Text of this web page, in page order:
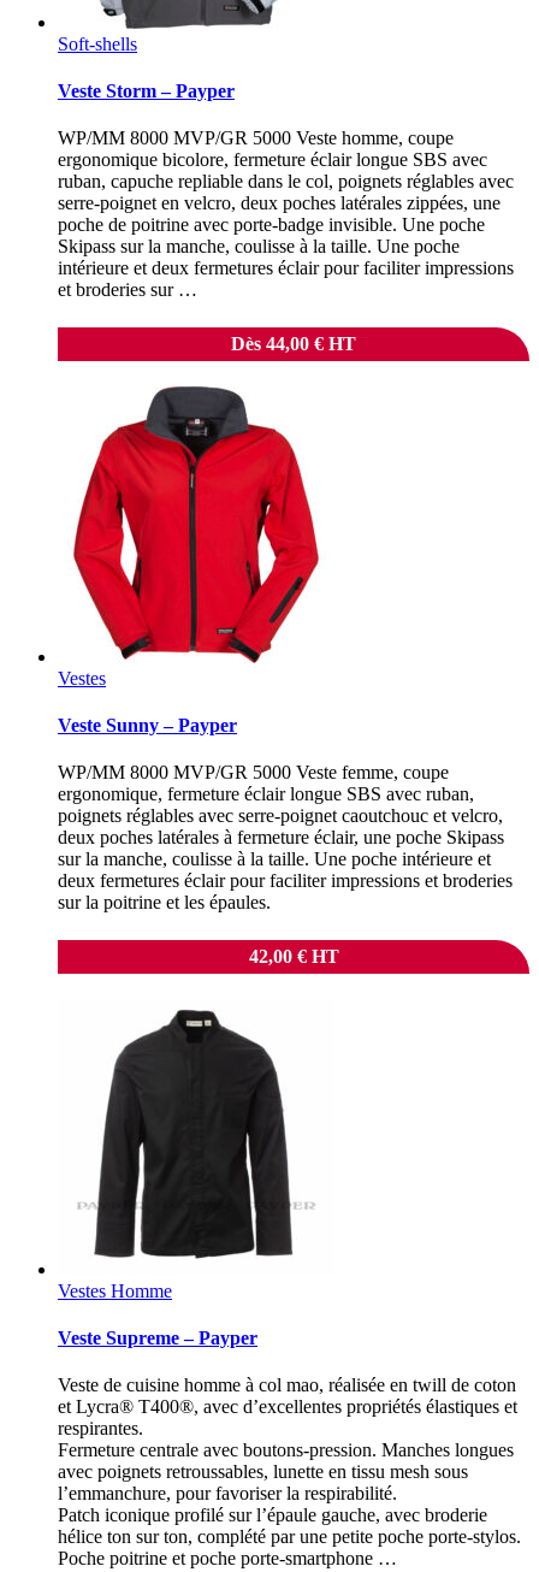
Soft-shells
Veste Storm – Payper
WP/MM 8000 MVP/GR 5000 Veste homme, coupe
ergonomique bicolore, fermeture éclair longue SBS avec
ruban, capuche repliable dans le col, poignets réglables avec
serre-poignet en velcro, deux poches latérales zippées, une
poche de poitrine avec porte-badge invisible. Une poche
Skipass sur la manche, coulisse à la taille. Une poche
intérieure et deux fermetures éclair pour faciliter impressions
et broderies sur …
Dès 44,00 € HT
Vestes
Veste Sunny – Payper
WP/MM 8000 MVP/GR 5000 Veste femme, coupe
ergonomique, fermeture éclair longue SBS avec ruban,
poignets réglables avec serre-poignet caoutchouc et velcro,
deux poches latérales à fermeture éclair, une poche Skipass
sur la manche, coulisse à la taille. Une poche intérieure et
deux fermetures éclair pour faciliter impressions et broderies
sur la poitrine et les épaules.
42,00 €HT
Vestes Homme
Veste Supreme – Payper
Veste de cuisine homme à col mao, réalisée en twill de coton
et Lycra® T400®, avec d’excellentes propriétés élastiques et
respirantes.
Fermeture centrale avec boutons-pression. Manches longues
avec poignets retroussables, lunette en tissu mesh sous
l’emmanchure, pour favoriser la respirabilité.
Patch iconique profilé sur l’épaule gauche, avec broderie
hélice ton sur ton, complété par une petite poche porte-stylos.
Poche poitrine et poche porte-smartphone …